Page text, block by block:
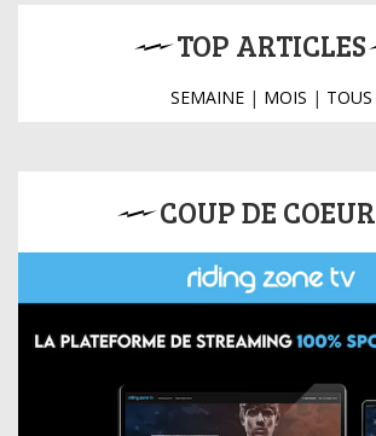
TOP ARTICLES
SEMAINE| MOIS | TOUS
COUP DE COEUR